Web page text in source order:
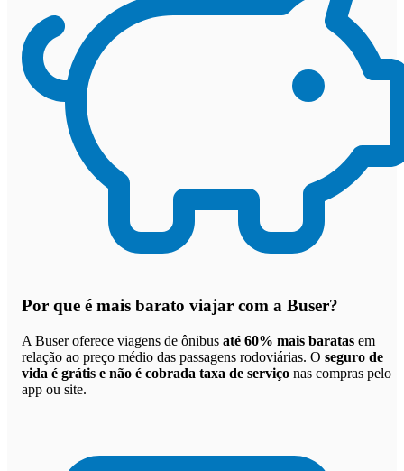
Por que é mais barato viajar com a Buser?
A Buser oferece viagens de ônibus até 60% mais baratas em
relação ao preço médio das passagens rodoviárias. O seguro de
vida é grátis e não é cobrada taxa de serviço nas compras pelo
app ou site.